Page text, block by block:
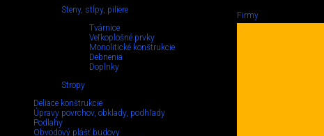
Steny, stĺpy, piliere
Tvárnice
Veľkoplošné prvky
Monolitické konštrukcie
Debnenia
Doplnky
Stropy
Deliace konštrukcie
Úpravy povrchov, obklady, podhľady
Podlahy
Obvodový plášť budovy
Firmy